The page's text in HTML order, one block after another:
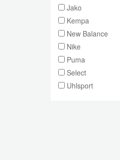
Jako
Kempa
New Balance
Nike
Puma
Select
Uhlsport